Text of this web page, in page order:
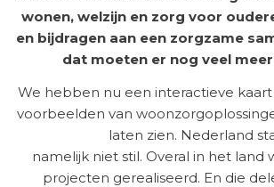
wonen, welzijn en zorg voor
en bijdragen aan een zorgzame
dat moeten er nog veel
We hebben nu een interactieve
voorbeelden van
laten zien. Nederland
namelijk niet stil. Overal in het land
projecten gerealiseerd. En die